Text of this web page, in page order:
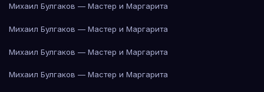
Михаил Булгаков — Мастер и Маргарита
Михаил Булгаков — Мастер и Маргарита
Михаил Булгаков — Мастер и Маргарита
Михаил Булгаков — Мастер и Маргарита